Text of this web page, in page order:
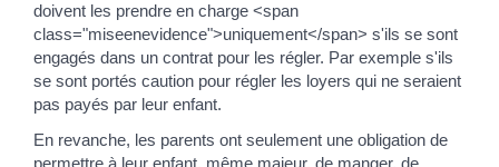
doivent les prendre en charge <span
class="miseenevidence">uniquement</span> s'ils se sont
engagés dans un contrat pour les régler. Par exemple s'ils
se sont portés caution pour régler les loyers qui ne seraient
pas payés par leur enfant.
En revanche, les parents ont seulement une obligation de
permettre à leur enfant, même majeur, de manger, de